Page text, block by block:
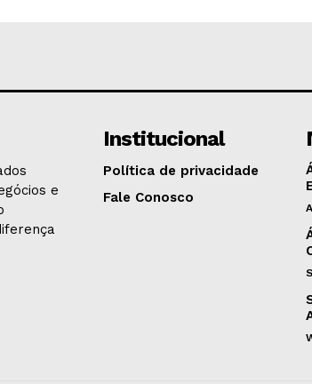
e
Institucional
Política de privacidade
Fale Conosco